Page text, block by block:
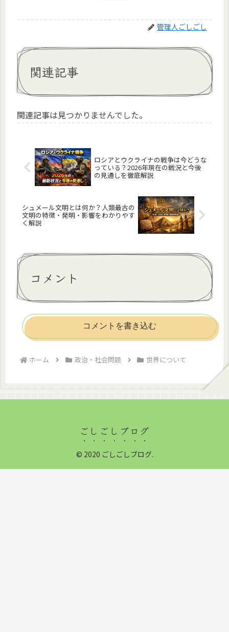
管理人ごしごし
関連記事
関連記事は見つかりませんでした。
ロシアとウクライナの戦争は今どうな
っている？2026年現在の戦況と今後
の見通しを徹底解説
シュメール文明とは何か？人類最古の
文明の特徴・発明・影響をわかりやす
く解説
コメント
コメントを書き込む
ホーム 政治・社会問題 世界について
ごしごしブログ
© 2020 ごしごしブログ.